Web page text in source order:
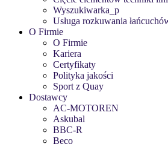
Wyszukiwarka_p
Usługa rozkuwania
O Firmie
O Firmie
Kariera
Certyfikaty
Polityka jakości
Sport z Quay
Dostawcy
AC-MOTOREN
Askubal
BBC-R
Beco